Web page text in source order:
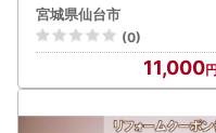
ト 券 人気 おすすめ 】
宮城県仙台市
(0)
11,000